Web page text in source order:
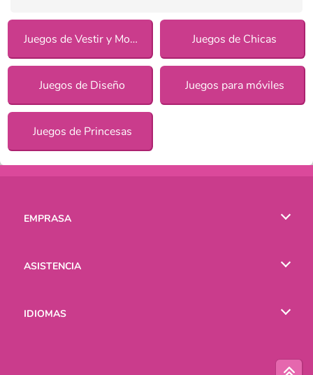
Juegos de Vestir y Moda Juegos de Chicas
Juegos de Diseño Juegos para móviles
Juegos de Princesas
EMPRASA
ASISTENCIA
IDIOMAS